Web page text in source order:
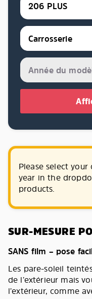
206 PLUS
Please select
year in the
products.
SUR-MESURE
SANS film – pose
Les pare-soleil
de l’extérieur mais
l’extérieur, comme